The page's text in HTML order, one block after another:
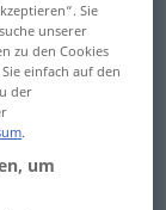
<h>
Sie
unserer
zu den Cookies
einfach auf den
der
.
um